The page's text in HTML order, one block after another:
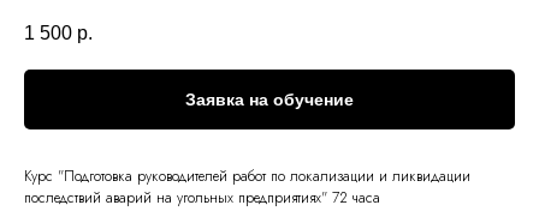
1 500 р.
Заявка на обучение
Курс "Подготовка руководителей работ по локализации и ликвидации
последствий аварий на угольных предприятиях" 72 часа